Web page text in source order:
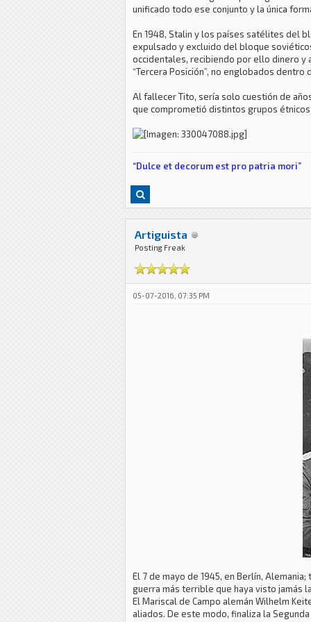
unificado todo ese conjunto y la única
En 1948, Stalin y los países satélites del
expulsado y excluido del bloque
occidentales, recibiendo por ello dinero y
“Tercera Posición”, no englobados
Al fallecer Tito, sería solo cuestión de
que comprometió distintos grupos
“Dulce et decorum est pro patria mori”
Artiguista
Posting Freak
05-07-2016, 07:35 PM
El 7 de mayo de 1945, en Berlín,
guerra más terrible que haya visto jamás
El Mariscal de Campo alemán Wilhelm
aliados. De este modo, finaliza la